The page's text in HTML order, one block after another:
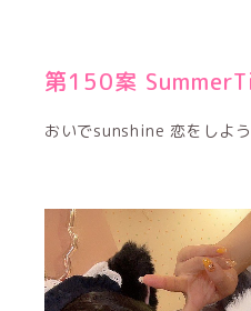
第150案
おいでsunshine 恋をしよ